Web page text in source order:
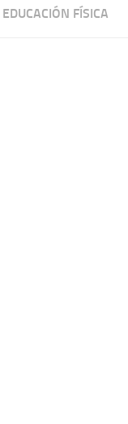
EDUCACIÓN FÍSICA